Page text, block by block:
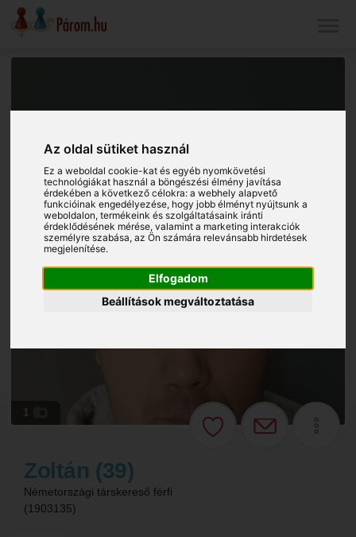
Az oldal sütiket használ
Ez a weboldal cookie-kat és egyéb nyomkövetési
technológiákat használ a böngészési élmény javítása
érdekében a következő célokra:a webhely alapvető
funkcióinak engedélyezése, hogy jobb élményt nyújtsunk a
weboldalon,termékeink és szolgáltatásaink iránti
érdeklődésének mérése, valamint a marketing interakciók
személyre szabása,az Ön számára relevánsabb hirdetések
megjelenítése.
Elfogadom
Beállítások megváltoztatása
1
Zoltán (39)
Németországi társkereső férfi
(1903135)